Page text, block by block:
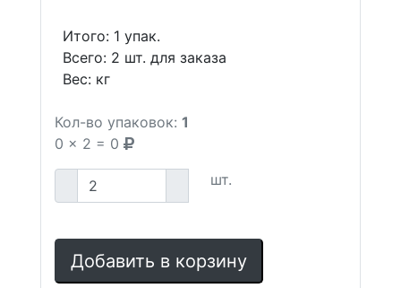
Итого: 1 упак.
Всего: 2 шт. для заказа
Вес: кг
Кол-во упаковок: 1
0 x 2 = 0
шт.
Добавить в корзину